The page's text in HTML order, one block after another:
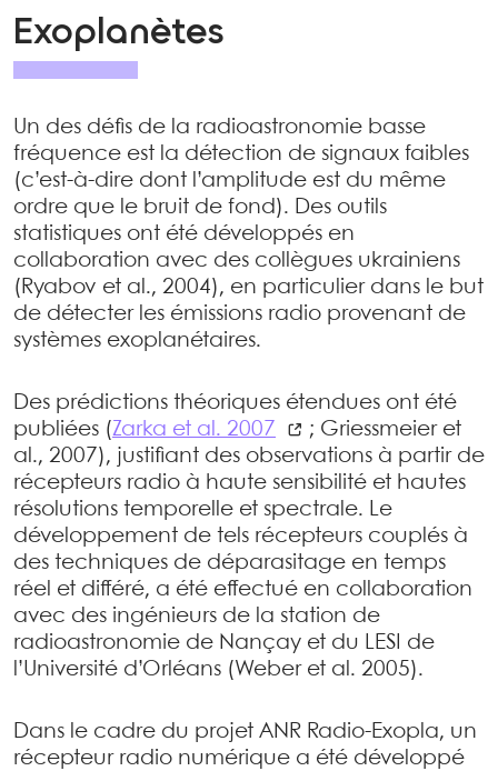
Exoplanètes
Un des défis de la radioastronomie basse
fréquence est la détection de signaux faibles
(c’est-à-dire dont l’amplitude est du même
ordre que le bruit de fond). Des outils
statistiques ont été développés en
collaboration avec des collègues ukrainiens
(Ryabov et al., 2004), en particulier dans le but
de détecter les émissions radio provenant de
systèmes exoplanétaires.
Des prédictions théoriques étendues ont été
publiées (Zarka et al. 2007
; Griessmeier et
al., 2007), justifiant des observations à partir de
récepteurs radio à haute sensibilité et hautes
résolutions temporelle et spectrale. Le
développement de tels récepteurs couplés à
des techniques de déparasitage en temps
réel et différé, a été effectué en collaboration
avec des ingénieurs de la station de
radioastronomie de Nançay et du LESI de
l’Université d’Orléans (Weber et al. 2005).
Dans le cadre du projet ANR Radio-Exopla, un
récepteur radio numérique a été développé